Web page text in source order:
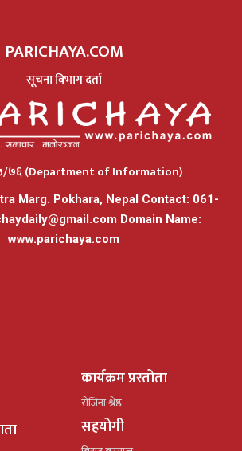
PARICHAYA.COM
सूचना विभाग दर्ता
७६ (Department of Information)
Marg. Pokhara, Nepal Contact: 061-
Domain Name:
www.parichaya.com
कार्यक्रम प्रस्तोता
रोजिना श्रेष्ठ
सहयोगी